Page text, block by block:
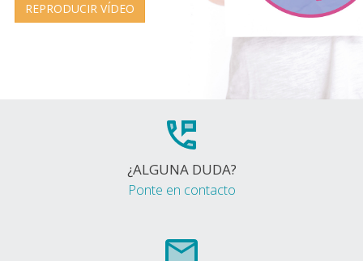
REPRODUCIR VÍDEO
¿ALGUNA DUDA?
Ponte en contacto